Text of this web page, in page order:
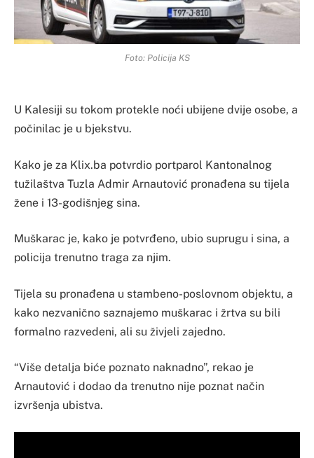
Foto: Policija KS
U Kalesiji su tokom protekle noći ubijene dvije osobe, a
počinilac je u bjekstvu.
Kako je za Klix.ba potvrdio portparol Kantonalnog
tužilaštva Tuzla Admir Arnautović pronađena su tijela
žene i 13-godišnjeg sina.
Muškarac je, kako je potvrđeno, ubio suprugu i sina, a
policija trenutno traga za njim.
Tijela su pronađena u stambeno-poslovnom objektu, a
kako nezvanično saznajemo muškarac i žrtva su bili
formalno razvedeni, ali su živjeli zajedno.
“Više detalja biće poznato naknadno”, rekao je
Arnautović i dodao da trenutno nije poznat način
izvršenja ubistva.